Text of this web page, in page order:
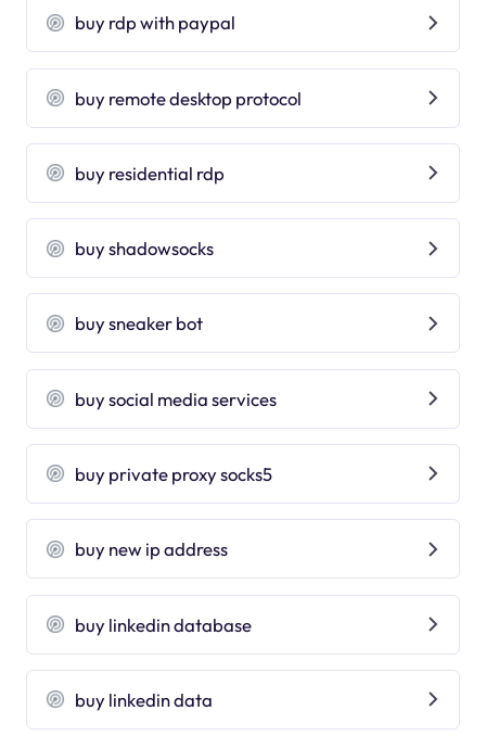
buy rdp with paypal
buy remote desktop protocol
buy residential rdp
buy shadowsocks
buy sneaker bot
buy social media services
buy private proxy socks5
buy new ip address
buy linkedin database
buy linkedin data